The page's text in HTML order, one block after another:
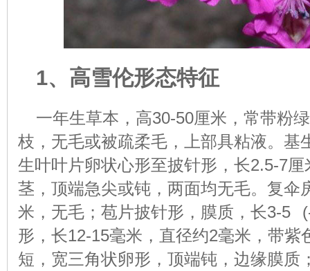
1、高雪伦形态特征
一年生草本，高30-50厘米，常带粉
枝，无毛或被疏柔毛，上部具粘液。基
生叶叶片卵状心形至披针形，长2.5-7
茎，顶端急尖或钝，两面均无毛。复伞
米，无毛；苞片披针形，膜质，长3-5
形，长12-15毫米，直径约2毫米，带紫
短，宽三角状卵形，顶端钝，边缘膜质